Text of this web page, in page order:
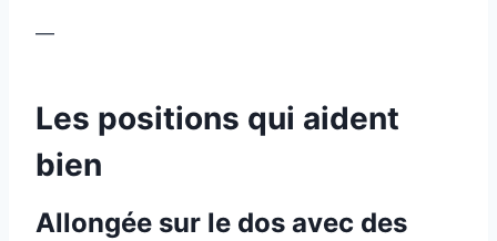
—
Les positions qui aident
bien
Allongée sur le dos avec des